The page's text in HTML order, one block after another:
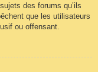
des forums qu’ils
que les utilisateurs
ou offensant.